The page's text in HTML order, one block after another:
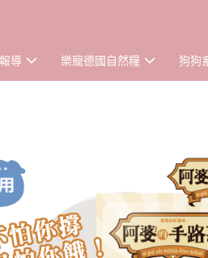
導 樂寵德國自然糧 狗狗